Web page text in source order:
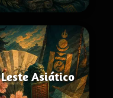
Leste Asiático